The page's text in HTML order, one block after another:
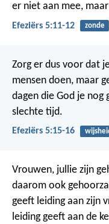
er niet aan mee,
Efeziërs 5:11-12 zonde
Zorg er dus voor dat
mensen doen, maar
dagen die God je nog
slechte tijd.
Efeziërs 5:15-16
Vrouwen, jullie zijn
daarom ook
geeft leiding aan zijn
leiding geeft aan de